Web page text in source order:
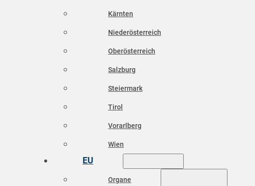
Kärnten
Niederösterreich
Oberösterreich
Salzburg
Steiermark
Tirol
Vorarlberg
Wien
EU
Organe